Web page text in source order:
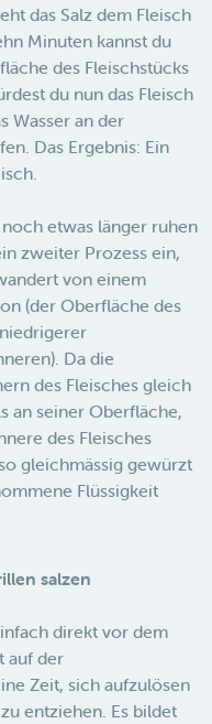
das Salz dem Fleisch
Minuten kannst du
des Fleischstücks
du nun das Fleisch
Wasser an der
Das Ergebnis: Ein
etwas länger ruhen
zweiter Prozess ein,
von einem
(der Oberfläche des
Da die
des Fleisches gleich
an seiner Oberfläche,
des Fleisches
gleichmässig gewürzt
Flüssigkeit
salzen
direkt vor dem
auf der
Zeit, sich aufzulösen
entziehen. Es bildet